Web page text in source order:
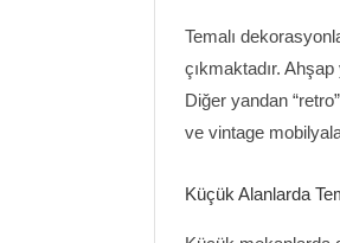
Temalı
çıkmaktadır.
Diğer yandan
ve vintage
Küçük Alanlarda